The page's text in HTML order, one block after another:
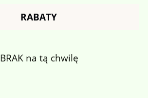
RABATY
BRAK na tą chwilę